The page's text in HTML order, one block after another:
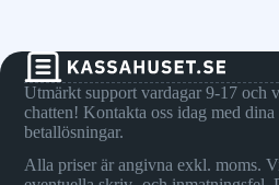
Utmärkt support vardagar 9-17 och
chatten! Kontakta oss idag med
betallösningar.
Alla priser är angivna exkl. moms.